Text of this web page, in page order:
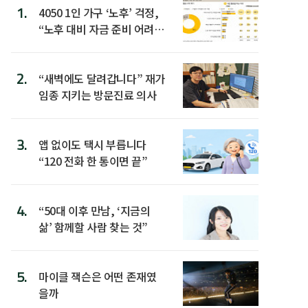
1.
4050 1인 가구 ‘노후’ 걱정,
“노후 대비 자금 준비 어려
2.
“새벽에도 달려갑니다” 재가
임종 지키는 방문진료 의사
3.
앱 없이도 택시 부릅니다
“120 전화 한 통이면 끝”
4.
“50대 이후 만남, ‘지금의
삶’ 함께할 사람 찾는 것”
5.
마이클 잭슨은 어떤 존재였
을까